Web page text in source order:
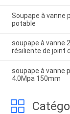
Soupape à vanne
potable
soupape à vanne
résiliente de joint
soupape à vanne
4.0Mpa 150mm